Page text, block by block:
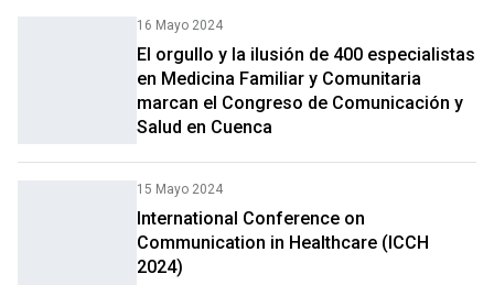
16 Mayo 2024
El orgullo y la ilusión de 400 especialistas
en Medicina Familiar y Comunitaria
marcan el Congreso de Comunicación y
Salud en Cuenca
15 Mayo 2024
International Conference on
Communication in Healthcare (ICCH
2024)